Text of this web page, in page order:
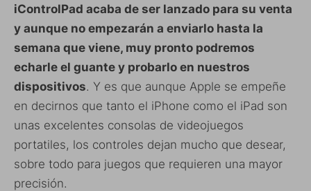
iControlPad acaba de ser lanzado para su venta
y aunque no empezarán a enviarlo hasta la
semana que viene, muy pronto podremos
echarle el guante y probarlo en nuestros
dispositivos. Y es que aunque Apple se empeñe
en decirnos que tanto el iPhone como el iPad son
unas excelentes consolas de videojuegos
portatiles, los controles dejan mucho que desear,
sobre todo para juegos que requieren una mayor
precisión.